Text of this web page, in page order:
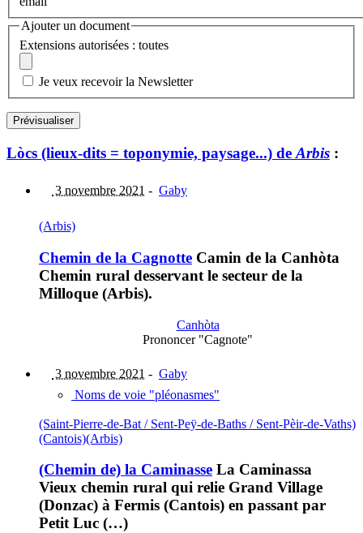
Ajouter un document
Extensions autorisées : toutes
Je veux recevoir la Newsletter
Lòcs (lieux-dits = toponymie, paysage...) de Arbis :
3 novembre 2021 - Gaby
(Arbis)
Chemin de la Cagnotte Camin de la Canhòta
Chemin rural desservant le secteur de la
Milloque (Arbis).
Canhòta
Prononcer "Cagnote"
3 novembre 2021 - Gaby
Noms de voie "pléonasmes"
(Saint-Pierre-de-Bat / Sent-Peÿ-de-Baths / Sent-Pèir-de-Vaths)
(Cantois)(Arbis)
(Chemin de) la Caminasse La Caminassa
Vieux chemin rural qui relie Grand Village
(Donzac) à Fermis (Cantois) en passant par
Petit Luc (…)